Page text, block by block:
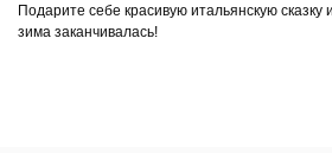
Подарите себе красивую итальянскую сказку
зима заканчивалась!